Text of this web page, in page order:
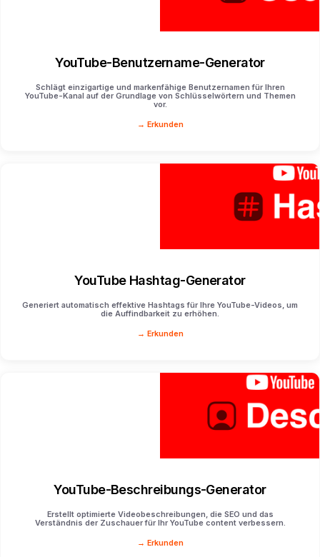
YouTube-Benutzername-Generator
Schlägt einzigartige und markenfähige Benutzernamen für Ihren
YouTube-Kanal auf der Grundlage von Schlüsselwörtern und Themen
vor.
→ Erkunden
YouTube Hashtag-Generator
Generiert automatisch effektive Hashtags für Ihre YouTube-Videos, um
die Auffindbarkeit zu erhöhen.
→ Erkunden
YouTube-Beschreibungs-Generator
Erstellt optimierte Videobeschreibungen, die SEO und das
Verständnis der Zuschauer für Ihr YouTube content verbessern.
→ Erkunden